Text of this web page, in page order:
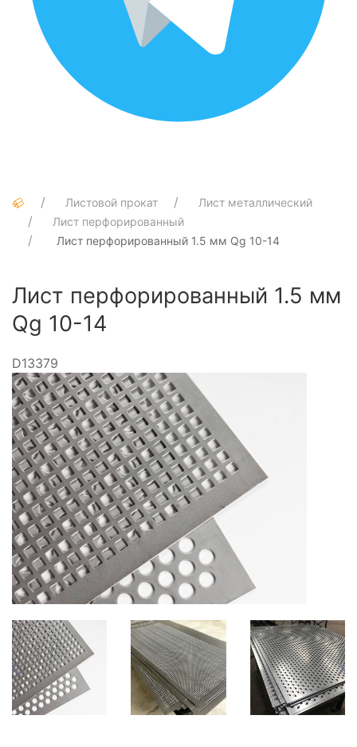
Листовой прокат
Лист металлический
Лист перфорированный
Лист перфорированный 1.5 мм Qg 10-14
Лист перфорированный 1.5 мм
Qg 10-14
D13379